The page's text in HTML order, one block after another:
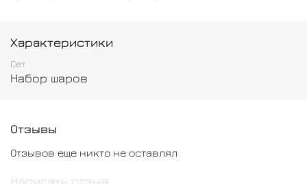
Характеристики
Сет
Набор шаров
Отзывы
Отзывов еще никто не оставлял